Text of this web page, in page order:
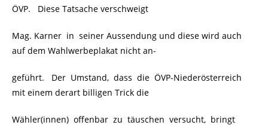
ÖVP. Diese Tatsache verschweigt
Mag. Karner in seiner Aussendung und diese wird auch
auf dem Wahlwerbeplakat nicht an-
geführt. Der Umstand, dass die ÖVP-Niederösterreich
mit einem derart billigen Trick die
Wähler(innen) offenbar zu täuschen versucht, bringt